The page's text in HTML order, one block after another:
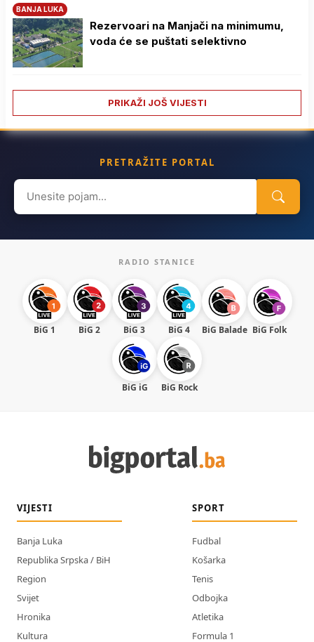
BANJA LUKA
Rezervoari na Manjači na minimumu,
voda će se puštati selektivno
PRIKAŽI JOŠ VIJESTI
PRETRAŽITE PORTAL
Search
for:
RADIO STANICE
BiG 1 BiG 2 BiG 3 BiG 4 BiG Balade BiG Folk
BiG iG BiG Rock
VIJESTI
Banja Luka
Republika Srpska / BiH
Region
Svijet
Hronika
Kultura
SPORT
Fudbal
Košarka
Tenis
Odbojka
Atletika
Formula 1